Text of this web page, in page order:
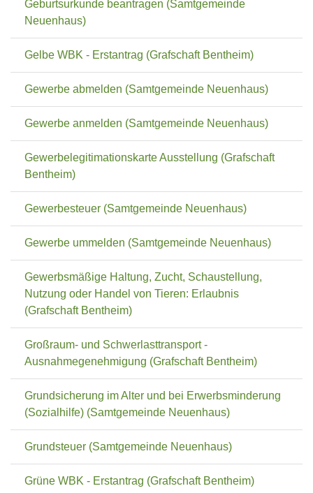
Geburtsurkunde beantragen (Samtgemeinde
Neuenhaus)
Gelbe WBK - Erstantrag (Grafschaft Bentheim)
Gewerbe abmelden (Samtgemeinde Neuenhaus)
Gewerbe anmelden (Samtgemeinde Neuenhaus)
Gewerbelegitimationskarte Ausstellung (Grafschaft
Bentheim)
Gewerbesteuer (Samtgemeinde Neuenhaus)
Gewerbe ummelden (Samtgemeinde Neuenhaus)
Gewerbsmäßige Haltung, Zucht, Schaustellung,
Nutzung oder Handel von Tieren: Erlaubnis
(Grafschaft Bentheim)
Großraum- und Schwerlasttransport -
Ausnahmegenehmigung (Grafschaft Bentheim)
Grundsicherung im Alter und bei Erwerbsminderung
(Sozialhilfe) (Samtgemeinde Neuenhaus)
Grundsteuer (Samtgemeinde Neuenhaus)
Grüne WBK - Erstantrag (Grafschaft Bentheim)